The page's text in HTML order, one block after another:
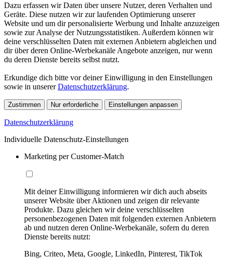
Dazu erfassen wir Daten über unsere Nutzer, deren Verhalten und
Geräte. Diese nutzen wir zur laufenden Optimierung unserer
Website und um dir personalisierte Werbung und Inhalte anzuzeigen
sowie zur Analyse der Nutzungsstatistiken. Außerdem können wir
deine verschlüsselten Daten mit externen Anbietern abgleichen und
dir über deren Online-Werbekanäle Angebote anzeigen, nur wenn
du deren Dienste bereits selbst nutzt.
Erkundige dich bitte vor deiner Einwilligung in den Einstellungen
sowie in unsererDatenschutzerklärung.
Zustimmen Nur erforderliche Einstellungen anpassen
Datenschutzerklärung
Individuelle Datenschutz-Einstellungen
Marketing per Customer-Match
Mit deiner Einwilligung informieren wir dich auch abseits
unserer Website über Aktionen und zeigen dir relevante
Produkte. Dazu gleichen wir deine verschlüsselten
personenbezogenen Daten mit folgenden externen Anbietern
ab und nutzen deren Online-Werbekanäle, sofern du deren
Dienste bereits nutzt:
Bing, Criteo, Meta, Google, LinkedIn, Pinterest, TikTok